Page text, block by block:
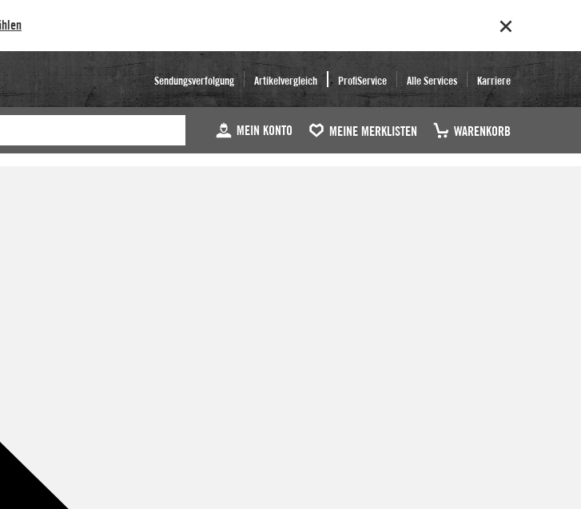
Sendungsverfolgung Artikelvergleich ProfiService Alle Services Karriere
MEIN KONTO MEINE MERKLISTEN WARENKORB